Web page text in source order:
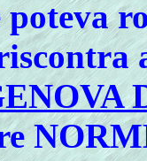
poteva